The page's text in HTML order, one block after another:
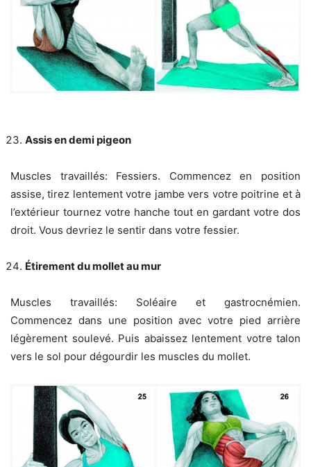
Assis en demi pigeon
Muscles travaillés: Fessiers. Commencez en position
assise, tirez lentement votre jambe vers votre poitrine et à
l’extérieur tournez votre hanche tout en gardant votre dos
droit. Vous devriez le sentir dans votre fessier.
Étirement du mollet au mur
Muscles travaillés: Soléaire et gastrocnémien.
Commencez dans une position avec votre pied arrière
légèrement soulevé. Puis abaissez lentement votre talon
vers le sol pour dégourdir les muscles du mollet.